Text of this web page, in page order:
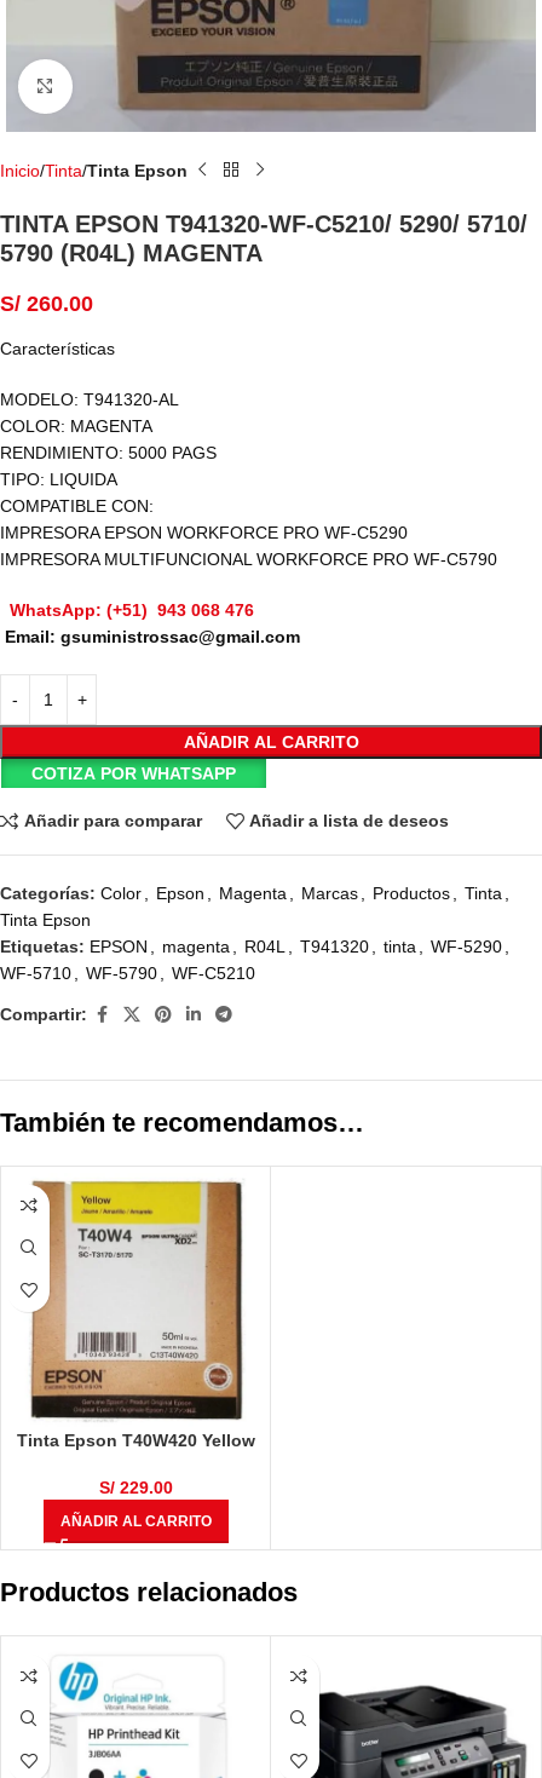
Haga Click para agrandar
Inicio Tinta Tinta Epson
TINTA EPSON T941320-WF-C5210/ 5290/ 5710/
5790 (R04L) MAGENTA
S/ 260.00
Características
MODELO: T941320-AL
COLOR: MAGENTA
RENDIMIENTO: 5000 PAGS
TIPO: LIQUIDA
COMPATIBLE CON:
IMPRESORA EPSON WORKFORCE PRO WF-C5290
IMPRESORA MULTIFUNCIONAL WORKFORCE PRO WF-C5790
WhatsApp: (+51) 943 068 476
Email: gsuministrossac@gmail.com
AÑADIR AL CARRITO
COTIZA POR WHATSAPP
Añadir para comparar Añadir a lista de deseos
Categorías: Color Epson Magenta Marcas Productos Tinta
Tinta Epson
Etiquetas: EPSON magenta R04L T941320 tinta WF-5290
WF-5710
WF-5790 WF-C5210
Compartir:
También te recomendamos…
Tinta Epson T40W420 Yellow
S/229.00
AÑADIR AL CARRITO
Productos relacionados